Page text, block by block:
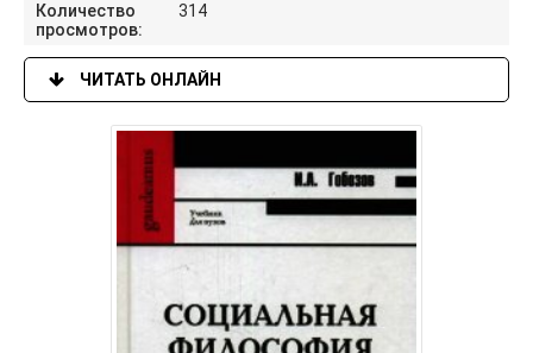
Количество
просмотров:
314
ЧИТАТЬ ОНЛАЙН